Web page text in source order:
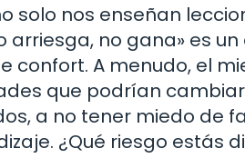
solo nos enseñan
arriesga, no gana» es
confort. A menudo, el
que podrían
a no tener miedo de
¿Qué riesgo estás